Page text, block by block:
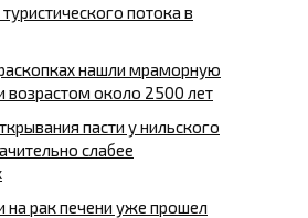
потока в
нашли мраморную
возрастом около 2500 лет
пасти у нильского
слабее
на рак печени уже прошел